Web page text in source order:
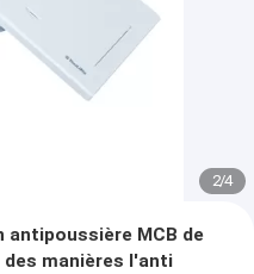
2/4
antipoussière MCB de
des manières l'anti